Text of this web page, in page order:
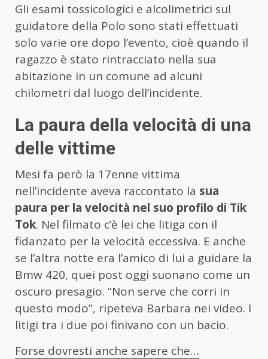
Gli esami tossicologici e alcolimetrici sul
guidatore della Polo sono stati effettuati
solo varie ore dopo l’evento, cioè quando il
ragazzo è stato rintracciato nella sua
abitazione in un comune ad alcuni
chilometri dal luogo dell’incidente.
La paura della velocità di una
delle vittime
Mesi fa però la 17enne vittima
nell’incidente aveva raccontato la sua
paura per la velocità nel suo profilo di Tik
Tok. Nel filmato c’è lei che litiga con il
fidanzato per la velocità eccessiva. E anche
se l’altra notte era l’amico di lui a guidare la
Bmw 420, quei post oggi suonano come un
oscuro presagio. “Non serve che corri in
questo modo”, ripeteva Barbara nei video. I
litigi tra i due poi finivano con un bacio.
Forse dovresti anche sapere che…